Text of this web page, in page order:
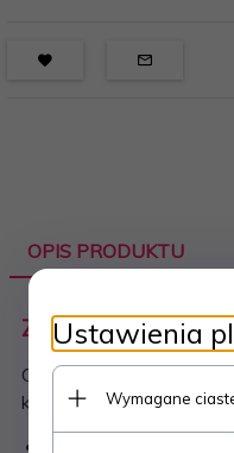
OPIS PRODUKTU
Zeszyt
Co znajduje się w
klasa 3:
Ustawienia
Wymagane